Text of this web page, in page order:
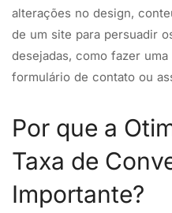
alterações no design,
de um site para persuadir
desejadas, como fazer
formulário de contato ou
Por que a
Taxa de
Importante?